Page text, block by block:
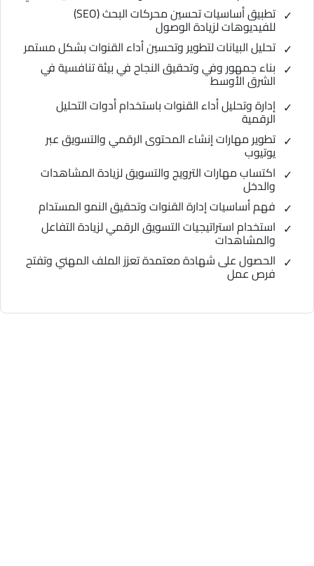
تطبيق أساسيات تحسين محركات البحث (SEO)
للفيديوهات لزيادة الوصول
تحليل البيانات لتطوير وتحسين أداء القنوات بشكل مستمر
بناء جمهور وفي وتحقيق النجاح في بيئة تنافسية في
الشرق الأوسط
إدارة وتحليل أداء القنوات باستخدام أدوات التحليل
الرقمية
تطوير مهارات إنشاء المحتوى الرقمي والتسويق عبر
يوتيوب
اكتساب مهارات الترويج والتسويق لزيادة المشاهدات
والدخل
فهم أساسيات إدارة القنوات وتحقيق النمو المستدام
استخدام استراتيجيات التسويق الرقمي لزيادة التفاعل
والمشاهدات
الحصول على شهادة معتمدة تعزز الملف المهني وتفتح
فرص عمل